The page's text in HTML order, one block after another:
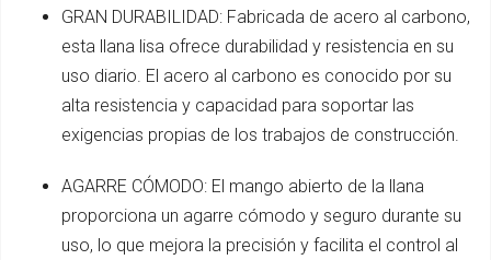
GRAN DURABILIDAD: Fabricada de acero al carbono,
esta llana lisa ofrece durabilidad y resistencia en su
uso diario. El acero al carbono es conocido por su
alta resistencia y capacidad para soportar las
exigencias propias de los trabajos de construcción.
AGARRE CÓMODO: El mango abierto de la llana
proporciona un agarre cómodo y seguro durante su
uso, lo que mejora la precisión y facilita el control al